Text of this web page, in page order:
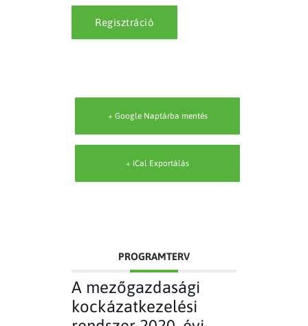
Regisztráció
+ Google Naptárba mentés
+ iCal Exportálás
PROGRAMTERV
A mezőgazdasági
kockázatkezelési